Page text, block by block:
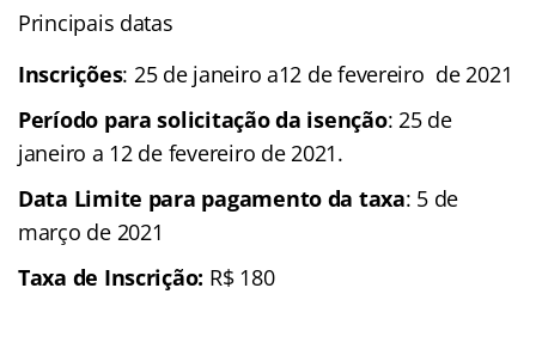
Principais datas
Inscrições: 25 de janeiro a12 de fevereiro de 2021
Período para solicitação da isenção: 25 de
janeiro a 12 de fevereiro de 2021.
Data Limite para pagamento da taxa: 5 de
março de 2021
Taxa de Inscrição: R$ 180